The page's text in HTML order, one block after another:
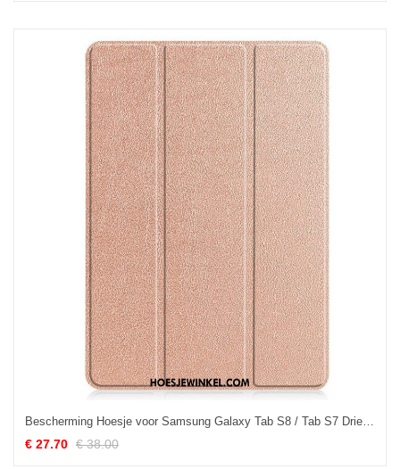
Bescherming Hoesje voor Samsung Galaxy Tab S8 / Tab S7 Driebladige Stylushouder
€ 27.70 € 38.00